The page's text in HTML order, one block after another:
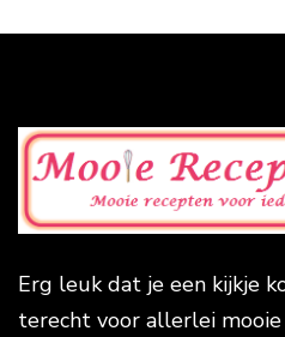
Erg leuk dat je een kijkje
terecht voor allerlei